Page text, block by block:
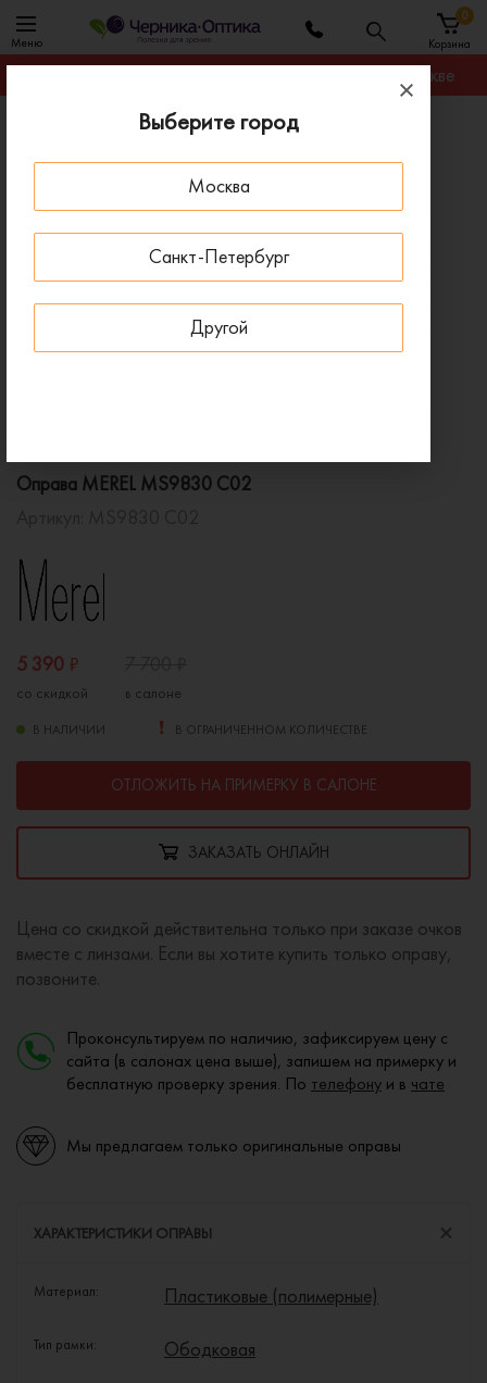
Выберите город
Москва
Санкт-Петербург
Другой
Меню Корзина
0
Гарантируем лучшую цену на любую оправу в Москве
Оправы для очков
Оправа MEREL MS9830 C02
Оправа MEREL MS9830 C02
5 390 ₽
со скидкой в салоне
В НАЛИЧИИ В ОГРАНИЧЕННОМ КОЛИЧЕСТВЕ
ОТЛОЖИТЬ НА ПРИМЕРКУ В САЛОНЕ
ЗАКАЗАТЬ ОНЛАЙН
Цена со скидкой действительна только при заказе очков
вместе с линзами. Если вы хотите купить только оправу,
позвоните.
Проконсультируем по наличию, зафиксируем цену с
сайта (в салонах цена выше), запишем на примерку и
бесплатную проверку зрения. По телефону и в чате
Мы предлагаем только оригинальные оправы
ХАРАКТЕРИСТИКИ ОПРАВЫ
Материал: Пластиковые (полимерные)
Тип рамки: Ободковая
- 30 % ДО 15 АВГУСТА